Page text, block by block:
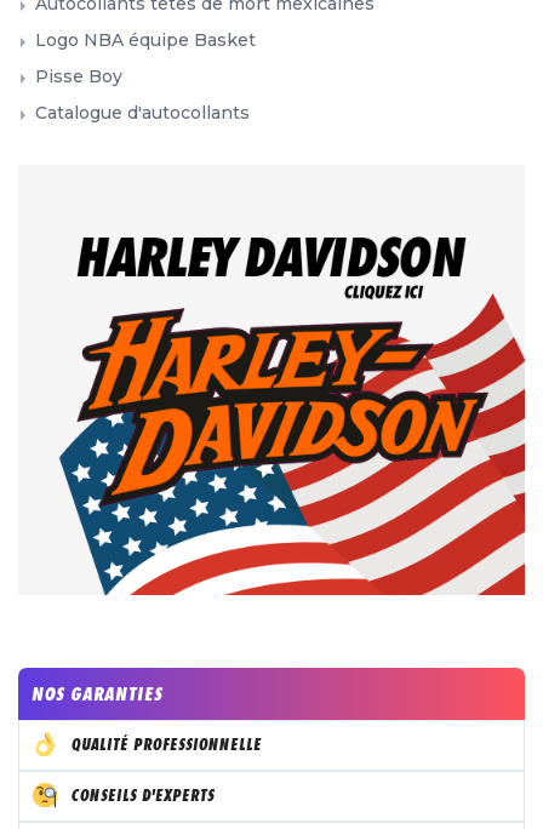
Logo NBA équipe Basket
Pisse Boy
Catalogue d'autocollants
NOS GARANTIES
QUALITÉ PROFESSIONNELLE
CONSEILS D'EXPERTS